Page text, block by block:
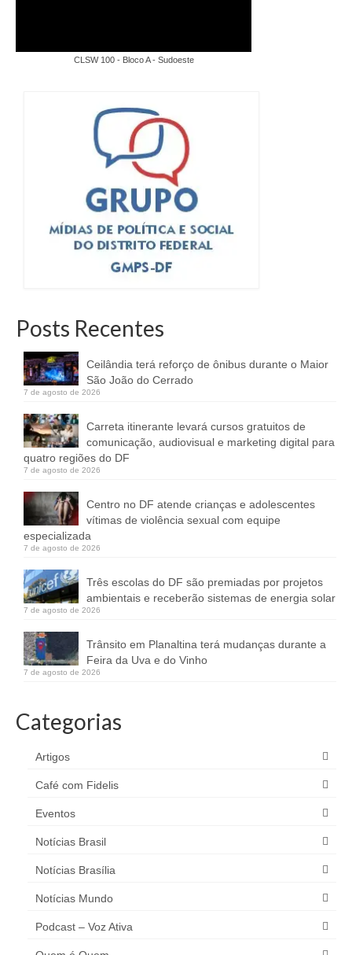
CLSW 100 - Bloco A - Sudoeste
Posts Recentes
Ceilândia terá reforço de ônibus durante o Maior
São João do Cerrado
7 de agosto de 2026
Carreta itinerante levará cursos gratuitos de
comunicação, audiovisual e marketing digital para
quatro regiões do DF
7 de agosto de 2026
Centro no DF atende crianças e adolescentes
vítimas de violência sexual com equipe
especializada
7 de agosto de 2026
Três escolas do DF são premiadas por projetos
ambientais e receberão sistemas de energia solar
7 de agosto de 2026
Trânsito em Planaltina terá mudanças durante a
Feira da Uva e do Vinho
7 de agosto de 2026
Categorias
Artigos
Café com Fidelis
Eventos
Notícias Brasil
Notícias Brasília
Notícias Mundo
Podcast – Voz Ativa